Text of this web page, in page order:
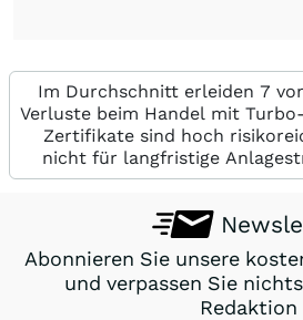
Im Durchschnitt erleiden 7
Verluste beim Handel mit
Zertifikate sind hoch
nicht für langfristige
Abonnieren Sie unsere
und verpassen Sie
Redaktion